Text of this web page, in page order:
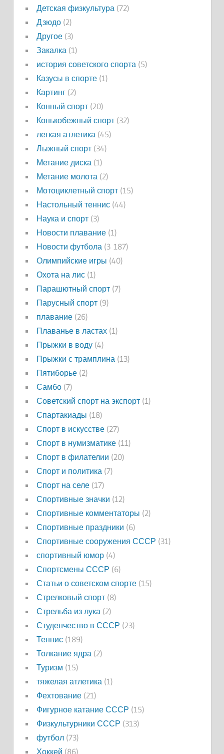
Детская физкультура(72)
Дзюдо(2)
Другое(3)
Закалка(1)
история советского спорта(5)
Казусы в спорте(1)
Картинг(2)
Конный спорт(20)
Конькобежный спорт(32)
легкая атлетика(45)
Лыжный спорт(34)
Метание диска(1)
Метание молота(2)
Мотоциклетный спорт(15)
Настольный теннис(44)
Наука и спорт(3)
Новости плавание(1)
Новости футбола(3 187)
Олимпийские игры (40)
Охота на лис(1)
Парашютный спорт(7)
Парусный спорт(9)
плавание(26)
Плаванье в ластах(1)
Прыжки в воду(4)
Прыжки с трамплина(13)
Пятиборье(2)
Самбо(7)
Советский спорт на экспорт(1)
Спартакиады (18)
Спорт в искусстве(27)
Спорт в нумизматике(11)
Спорт в филателии (20)
Спорт и политика(7)
Спорт на селе(17)
Спортивные значки (12)
Спортивные комментаторы (2)
Спортивные праздники (6)
Спортивные сооружения СССР (31)
спортивный юмор(4)
Спортсмены СССР (6)
Статьи о советском спорте(15)
Стрелковый спорт(8)
Стрельба из лука(2)
Студенчество в СССР (23)
Теннис(189)
Толкание ядра(2)
Туризм (15)
тяжелая атлетика(1)
Фехтование(21)
Фигурное катание СССР (15)
Физкультурники СССР (313)
футбол(73)
Хоккей (86)